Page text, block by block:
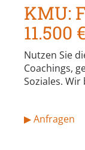
KMU:
11.500 €
Nutzen Sie
Coachings,
Soziales. Wir
▶ Anfragen